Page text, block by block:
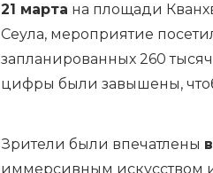
21 марта на площади
Сеула, мероприятие
запланированных 260
цифры были завышены,
Зрители были впечатлены
иммерсивным искусством